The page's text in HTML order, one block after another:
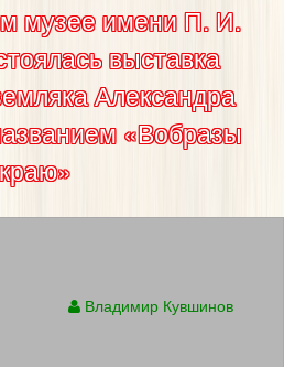
музее имени П. И.
выставка
Александра
«Вобразы
Владимир Кувшинов